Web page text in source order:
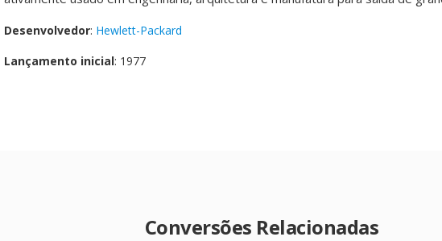
Desenvolvedor: Hewlett-Packard
Lançamento inicial: 1977
Conversões Relacionadas